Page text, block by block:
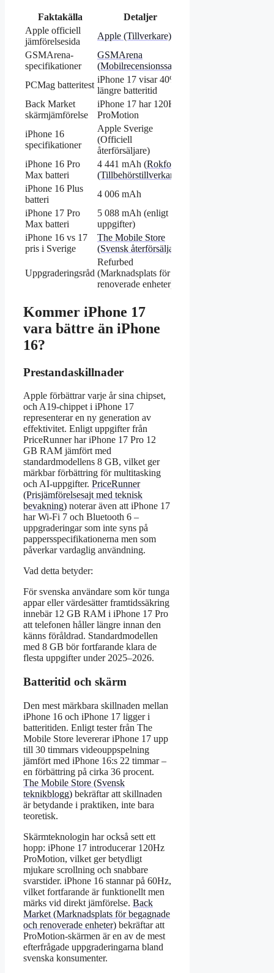
Faktakälla
Detaljer
Apple officiell
jämförelsesida
Apple (Tillverkare)
GSMArena-
specifikationer
GSMArena
(Mobilrecensionssajt)
PCMag batteritest
iPhone 17 visar 40%
längre batteritid
Back Market
skärmjämförelse
iPhone 17 har 120Hz
ProMotion
iPhone 16
specifikationer
Apple Sverige
(Officiell
återförsäljare)
iPhone 16 Pro
Max batteri
4 441 mAh (Rokform
(Tillbehörstillverkare)
iPhone 16 Plus
batteri
4 006 mAh
iPhone 17 Pro
Max batteri
5 088 mAh (enligt
uppgifter)
iPhone 16 vs 17
pris i Sverige
The Mobile Store
(Svensk återförsäljare)
Uppgraderingsråd
Refurbed
(Marknadsplats för
renoverade enheter)
Kommer iPhone 17
vara bättre än iPhone
16?
Prestandaskillnader
Apple förbättrar varje år sina chipset,
och A19-chippet i iPhone 17
representerar en ny generation av
effektivitet. Enligt uppgifter från
PriceRunner har iPhone 17 Pro 12
GB RAM jämfört med
standardmodellens 8 GB, vilket ger
märkbar förbättring för multitasking
och AI-uppgifter. PriceRunner
(Prisjämförelsesajt med teknisk
bevakning) noterar även att iPhone 17
har Wi-Fi 7 och Bluetooth 6 –
uppgraderingar som inte syns på
pappersspecifikationerna men som
påverkar vardaglig användning.
Vad detta betyder:
För svenska användare som kör tunga
appar eller värdesätter framtidssäkring
innebär 12 GB RAM i iPhone 17 Pro
att telefonen håller längre innan den
känns föråldrad. Standardmodellen
med 8 GB bör fortfarande klara de
flesta uppgifter under 2025–2026.
Batteritid och skärm
Den mest märkbara skillnaden mellan
iPhone 16 och iPhone 17 ligger i
batteritiden. Enligt tester från The
Mobile Store levererar iPhone 17 upp
till 30 timmars videouppspelning
jämfört med iPhone 16:s 22 timmar –
en förbättring på cirka 36 procent.
The Mobile Store (Svensk
teknikblogg) bekräftar att skillnaden
är betydande i praktiken, inte bara
teoretisk.
Skärmteknologin har också sett ett
hopp: iPhone 17 introducerar 120Hz
ProMotion, vilket ger betydligt
mjukare scrollning och snabbare
svarstider. iPhone 16 stannar på 60Hz,
vilket fortfarande är funktionellt men
märks vid direkt jämförelse. Back
Market (Marknadsplats för begagnade
och renoverade enheter) bekräftar att
ProMotion-skärmen är en av de mest
efterfrågade uppgraderingarna bland
svenska konsumenter.